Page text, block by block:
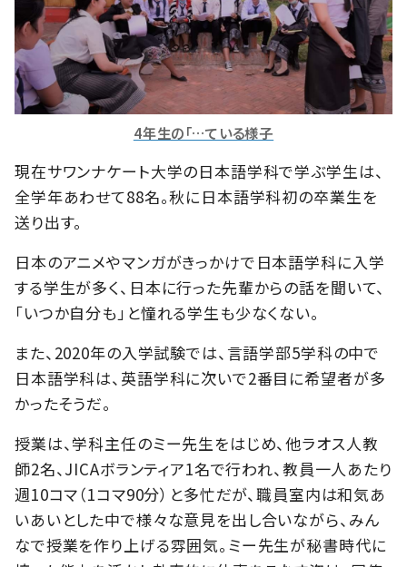
4年生の「…ている様子
現在サワンナケート大学の日本語学科で学ぶ学生は、
全学年あわせて88名。秋に日本語学科初の卒業生を
送り出す。
日本のアニメやマンガがきっかけで日本語学科に入学
する学生が多く、日本に行った先輩からの話を聞いて、
「いつか自分も」と憧れる学生も少なくない。
また、2020年の入学試験では、言語学部5学科の中で
日本語学科は、英語学科に次いで2番目に希望者が多
かったそうだ。
授業は、学科主任のミー先生をはじめ、他ラオス人教
師2名、JICAボランティア1名で行われ、教員一人あたり
週10コマ（1コマ90分）と多忙だが、職員室内は和気あ
いあいとした中で様々な意見を出し合いながら、みん
なで授業を作り上げる雰囲気。ミー先生が秘書時代に